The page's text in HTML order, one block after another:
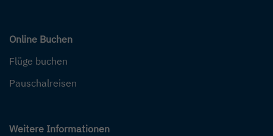
Online Buchen
Flüge buchen
Pauschalreisen
Weitere Informationen